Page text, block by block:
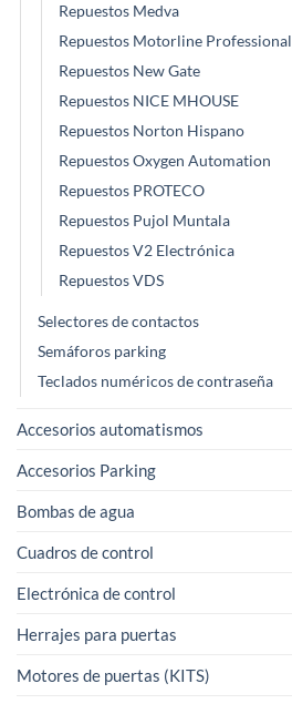
Repuestos Medva
Repuestos Motorline Professional
Repuestos New Gate
Repuestos NICE MHOUSE
Repuestos Norton Hispano
Repuestos Oxygen Automation
Repuestos PROTECO
Repuestos Pujol Muntala
Repuestos V2 Electrónica
Repuestos VDS
Selectores de contactos
Semáforos parking
Teclados numéricos de contraseña
Accesorios automatismos
Accesorios Parking
Bombas de agua
Cuadros de control
Electrónica de control
Herrajes para puertas
Motores de puertas (KITS)